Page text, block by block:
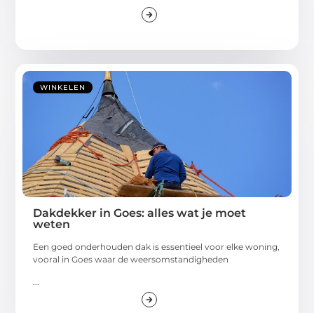
WINKELEN
Dakdekker in Goes: alles wat je moet
weten
Een goed onderhouden dak is essentieel voor elke woning,
vooral in Goes waar de weersomstandigheden